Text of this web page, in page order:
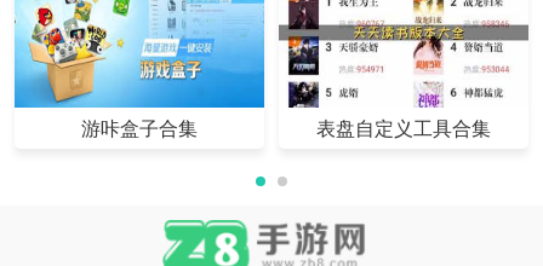
游咔盒子合集 表盘自定义工具合集